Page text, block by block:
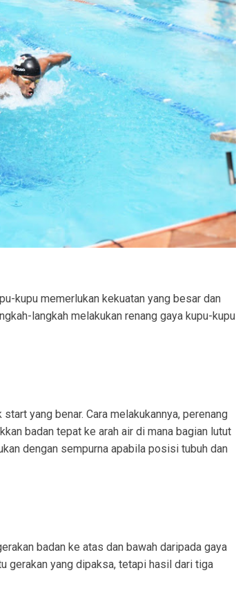
kupu memerlukan kekuatan yang besar dan
langkah melakukan renang gaya kupu-kupu
yang benar. Cara melakukannya, perenang
badan tepat ke arah air di mana bagian lutut
dengan sempurna apabila posisi tubuh dan
badan ke atas dan bawah daripada gaya
gerakan yang dipaksa, tetapi hasil dari tiga